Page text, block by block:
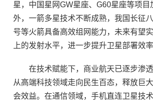
星，中国星网GW星座、G60星座等项目
外，一箭多星技术不断成熟，我国长征
号等火箭具备高效组网能力，未来有望
上的发射水平，进一步提升卫星部署效率
在技术赋能下，商业航天已逐步渗透
从高端科技领域走向民生百态，释放巨
会效益。在通信领域，手机直连卫星技术